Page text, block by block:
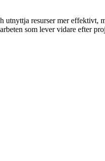
utnyttja resurser mer
som lever vidare efter